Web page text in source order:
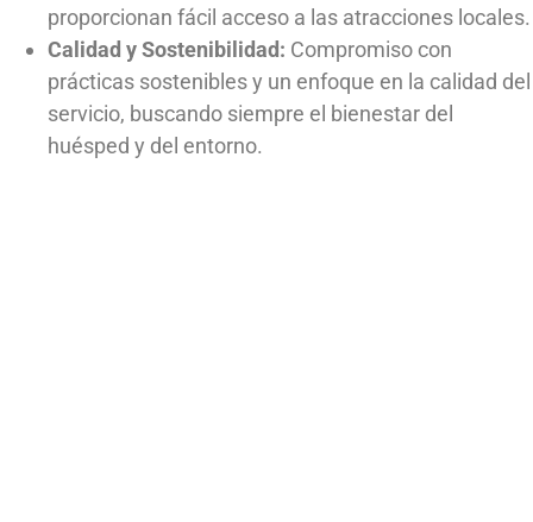
proporcionan fácil acceso a las atracciones locales.
Calidad y Sostenibilidad: Compromiso con
prácticas sostenibles y un enfoque en la calidad del
servicio, buscando siempre el bienestar del
huésped y del entorno.